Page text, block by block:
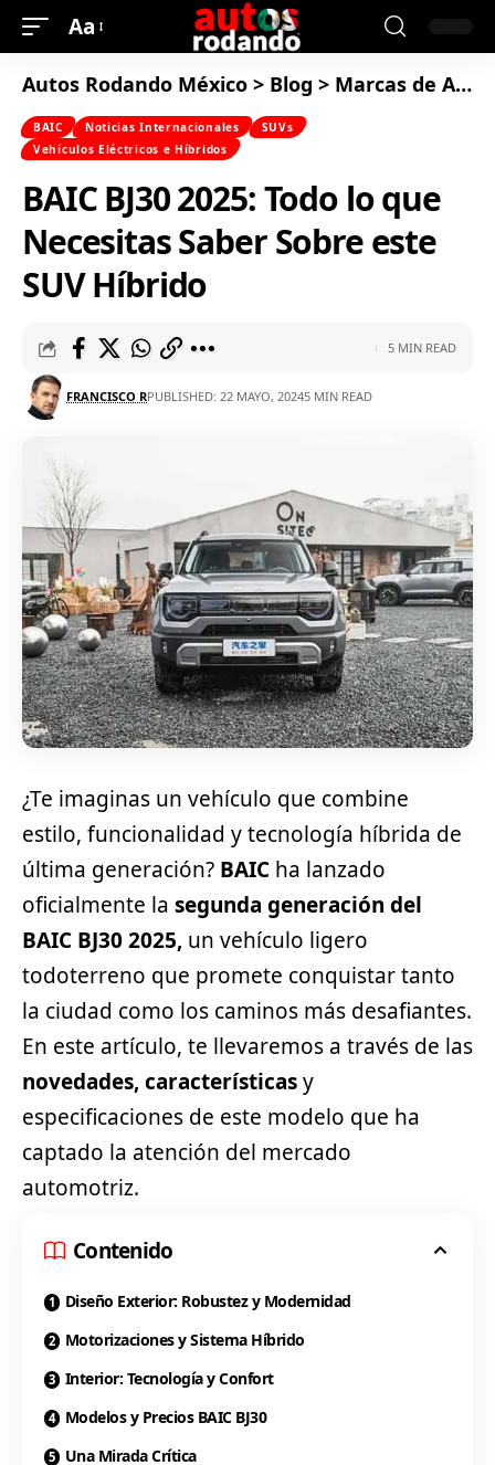
Aa
Autos Rodando México > Blog > Marcas de Autos
BAIC Noticias Internacionales
SUVs
Vehículos Eléctricos e Híbridos
BAIC BJ30 2025: Todo lo que
Necesitas Saber Sobre este
SUV Híbrido
FRANCISCO RPUBLISHED: 22 MAYO, 20245 MIN READ
5 MIN READ
¿Te imaginas un vehículo que combine
estilo, funcionalidad y tecnología híbrida de
última generación? BAIC ha lanzado
oficialmente la segunda generación del
BAIC BJ30 2025, un vehículo ligero
todoterreno que promete conquistar tanto
la ciudad como los caminos más desafiantes.
En este artículo, te llevaremos a través de las
novedades, característicasy
especificaciones de este modelo que ha
captado la atención del mercado
automotriz.
Contenido
Diseño Exterior: Robustez y Modernidad
Motorizaciones y Sistema Híbrido
Interior: Tecnología y Confort
Modelos y Precios BAIC BJ30
Una Mirada Crítica